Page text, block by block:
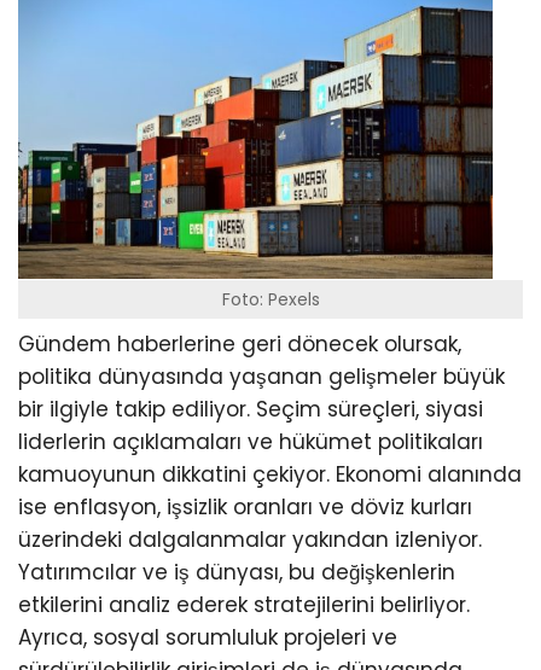
Foto: Pexels
Gündem haberlerine geri dönecek olursak,
politika dünyasında yaşanan gelişmeler büyük
bir ilgiyle takip ediliyor. Seçim süreçleri, siyasi
liderlerin açıklamaları ve hükümet politikaları
kamuoyunun dikkatini çekiyor. Ekonomi alanında
ise enflasyon, işsizlik oranları ve döviz kurları
üzerindeki dalgalanmalar yakından izleniyor.
Yatırımcılar ve iş dünyası, bu değişkenlerin
etkilerini analiz ederek stratejilerini belirliyor.
Ayrıca, sosyal sorumluluk projeleri ve